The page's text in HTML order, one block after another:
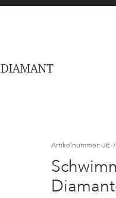
DIAMANT
Artikelnummer: JE-